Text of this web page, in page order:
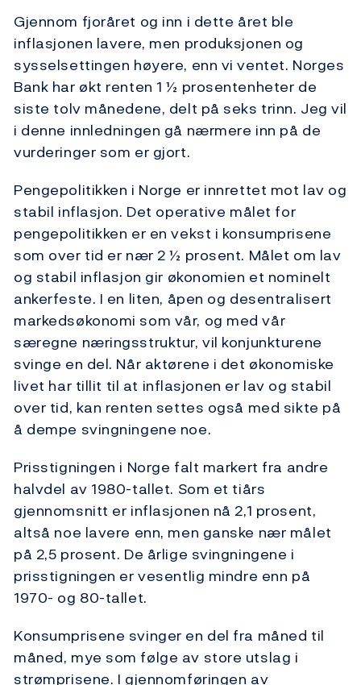
Gjennom fjoråret og inn i dette året ble
inflasjonen lavere, men produksjonen og
sysselsettingen høyere, enn vi ventet. Norges
Bank har økt renten 1 ½ prosentenheter de
siste tolv månedene, delt på seks trinn. Jeg vil
i denne innledningen gå nærmere inn på de
vurderinger som er gjort.
Pengepolitikken i Norge er innrettet mot lav og
stabil inflasjon. Det operative målet for
pengepolitikken er en vekst i konsumprisene
som over tid er nær 2 ½ prosent. Målet om lav
og stabil inflasjon gir økonomien et nominelt
ankerfeste. I en liten, åpen og desentralisert
markedsøkonomi som vår, og med vår
særegne næringsstruktur, vil konjunkturene
svinge en del. Når aktørene i det økonomiske
livet har tillit til at inflasjonen er lav og stabil
over tid, kan renten settes også med sikte på
å dempe svingningene noe.
Prisstigningen i Norge falt markert fra andre
halvdel av 1980-tallet. Som et tiårs
gjennomsnitt er inflasjonen nå 2,1 prosent,
altså noe lavere enn, men ganske nær målet
på 2,5 prosent. De årlige svingningene i
prisstigningen er vesentlig mindre enn på
1970- og 80-tallet.
Konsumprisene svinger en del fra måned til
måned, mye som følge av store utslag i
strømprisene. I gjennomføringen av